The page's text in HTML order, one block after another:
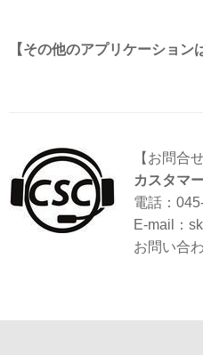
【その他のアプリケーション
【お問合
カスタマ
電話：
E-mail：
お問い合